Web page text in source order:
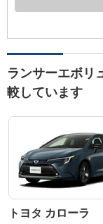
ランサーエボリ
較しています
トヨタ カローラ